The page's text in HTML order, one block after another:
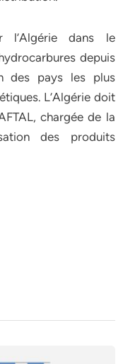
dans le
depuis
des pays les plus
L’Algérie doit
chargée de la
des produits